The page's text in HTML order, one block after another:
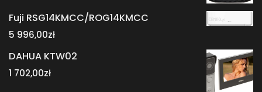
Fuji RSG14KMCC/ROG14KMCC
5 996,00zł
DAHUA KTW02
1 702,00zł